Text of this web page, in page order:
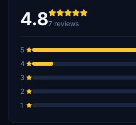
4.87 reviews
5
4
3
2
1